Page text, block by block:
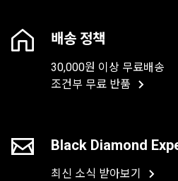
배송 정책
30,000원 이상 무료배송
조건부 무료 반품
Black Diamond
최신 소식 받아보기